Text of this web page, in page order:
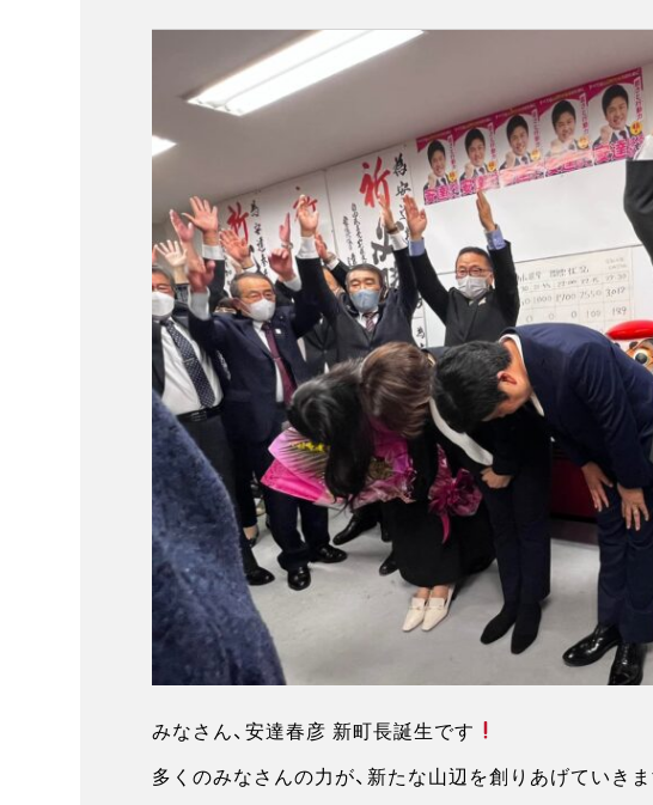
みなさん、安達春彦 新町長誕生です
多くのみなさんの力が、新たな山辺を創りあげていきま